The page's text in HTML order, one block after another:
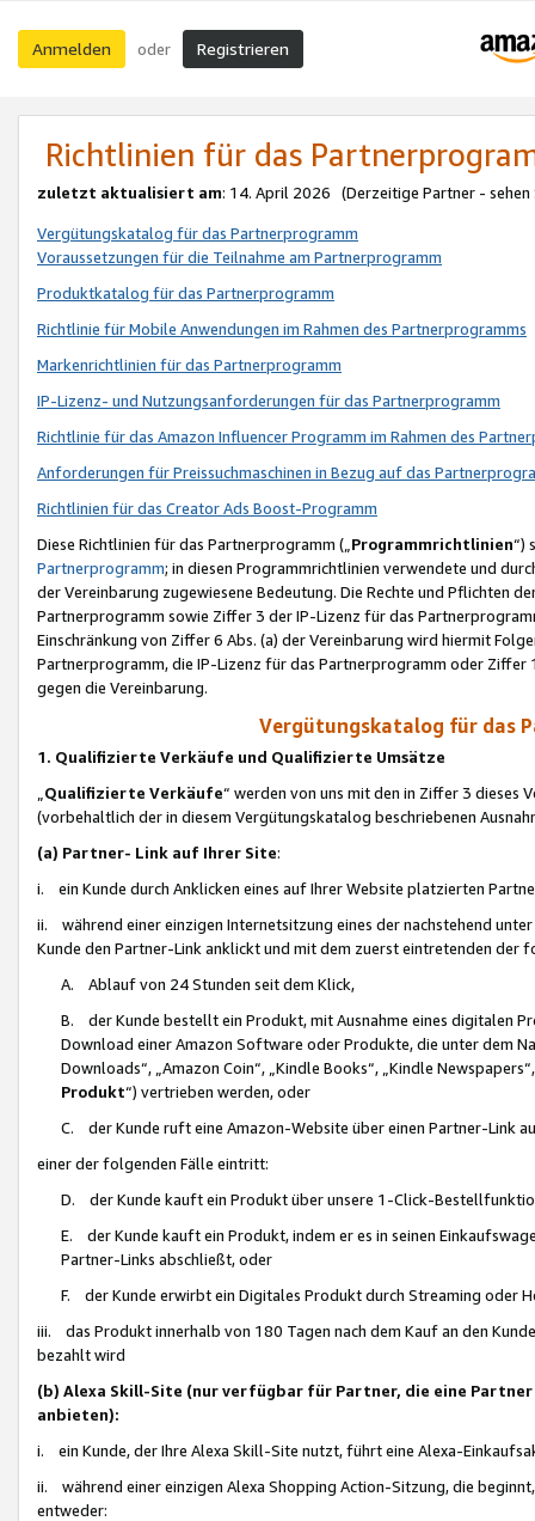
Anmelden oder Registrieren
Richtlinien für das
zuletzt aktualisiert am: 14. April 2026 (Derzeitige Partner - sehen
Vergütungskatalog für das Partnerprogramm
Voraussetzungen für die Teilnahme am Partnerprogramm
Produktkatalog für das Partnerprogramm
Richtlinie für Mobile Anwendungen im Rahmen des Partnerprogramms
Markenrichtlinien für das Partnerprogramm
IP-Lizenz- und Nutzungsanforderungen für das Partnerprogramm
Richtlinie für das Amazon Influencer Programm im Rahmen des
Anforderungen für Preissuchmaschinen in Bezug auf das
Richtlinien für das Creator Ads Boost-Programm
Diese Richtlinien für das Partnerprogramm („Programmrichtlinien“)
Partnerprogramm; in diesen Programmrichtlinien verwendete und
der Vereinbarung zugewiesene Bedeutung. Die Rechte und Pflichten
Partnerprogramm sowie Ziffer 3 der IP-Lizenz für das
Einschränkung von Ziffer 6 Abs. (a) der Vereinbarung wird hiermit
Partnerprogramm, die IP-Lizenz für das Partnerprogramm oder
gegen die Vereinbarung.
Vergütungskatalog für das
1. Qualifizierte Verkäufe und Qualifizierte Umsätze
Qualifizierte Verkäufe“ werden von uns mit den in Ziffer 3
(vorbehaltlich der in diesem Vergütungskatalog beschriebenen
(a) Partner- Link auf Ihrer Site:
i. ein Kunde durch Anklicken eines auf Ihrer Website platzierten
ii. während einer einzigen Internetsitzung eines der nachstehend
Kunde den Partner-Link anklickt und mit dem zuerst eintretenden der
A. Ablauf von 24 Stunden seit dem Klick,
B. der Kunde bestellt ein Produkt, mit Ausnahme eines digitalen
Download einer Amazon Software oder Produkte, die unter dem
Downloads“, „Amazon Coin“, „Kindle Books“, „Kindle
Produkt“) vertrieben werden, oder
C. der Kunde ruft eine Amazon-Website über einen Partner-Link
einer der folgenden Fälle eintritt:
D. der Kunde kauft ein Produkt über unsere 1-Click-
E. der Kunde kauft ein Produkt, indem er es in seinen
Partner-Links abschließt, oder
F. der Kunde erwirbt ein Digitales Produkt durch Streaming oder
iii. das Produkt innerhalb von 180 Tagen nach dem Kauf an den
bezahlt wird
(b) Alexa Skill-Site (nur verfügbar für Partner, die eine
anbieten):
i. ein Kunde, der Ihre Alexa Skill-Site nutzt, führt eine Alexa-
ii. während einer einzigen Alexa Shopping Action-Sitzung, die
entweder: